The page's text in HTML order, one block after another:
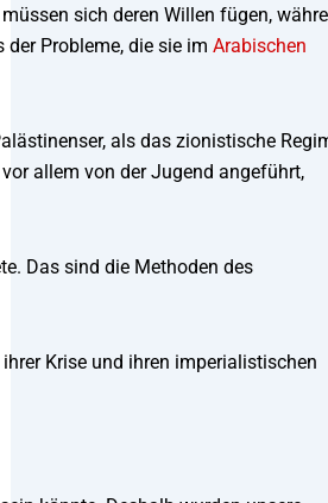
sich deren Willen fügen,
Probleme, die sie im Arabischen
als das zionistische
allem von der Jugend angeführt,
Das sind die Methoden des
Krise und ihren imperialistischen